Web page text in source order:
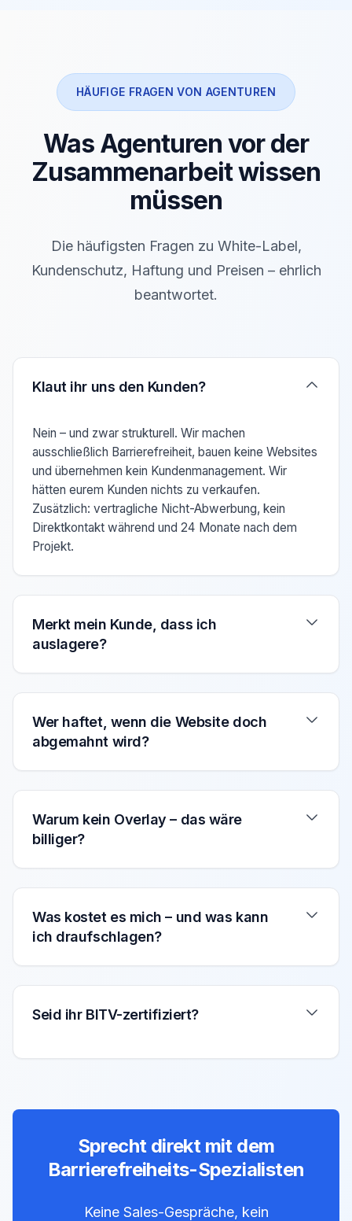
HÄUFIGE FRAGEN VON AGENTUREN
Was Agenturen vor der
Zusammenarbeit wissen
müssen
Die häufigsten Fragen zu White-Label,
Kundenschutz, Haftung und Preisen – ehrlich
beantwortet.
Verwenden Sie die Pfeiltasten Auf/Ab um zwischen
Klaut ihr uns den Kunden?
Nein – und zwar strukturell. Wir machen
ausschließlich Barrierefreiheit, bauen keine Websites
und übernehmen kein Kundenmanagement. Wir
hätten eurem Kunden nichts zu verkaufen.
Zusätzlich: vertragliche Nicht-Abwerbung, kein
Direktkontakt während und 24 Monate nach dem
Projekt.
Merkt mein Kunde, dass ich
auslagere?
Wer haftet, wenn die Website doch
abgemahnt wird?
Warum kein Overlay – das wäre
billiger?
Was kostet es mich – und was kann
ich draufschlagen?
Seid ihr BITV-zertifiziert?
Sprecht direkt mit dem
Barrierefreiheits-Spezialisten
Keine Sales-Gespräche, kein